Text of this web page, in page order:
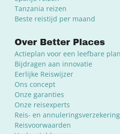
Tanzania reizen
Beste reistijd per maand
Over Better Places
Actieplan voor een leefbare
Bijdragen aan innovatie
Eerlijke Reiswijzer
Ons concept
Onze garanties
Onze reisexperts
Reis- en annuleringsverzekering
Reisvoorwaarden